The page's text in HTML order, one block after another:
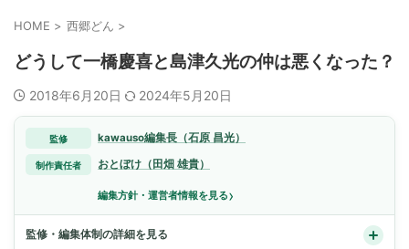
HOME > 西郷どん >
どうして一橋慶喜と島津久光の仲は悪くなった？
2018年6月20日 2024年5月20日
監修 kawauso編集長（石原 昌光）
制作責任者 おとぼけ（田畑 雄貴）
編集方針・運営者情報を見る›
監修・編集体制の詳細を見る